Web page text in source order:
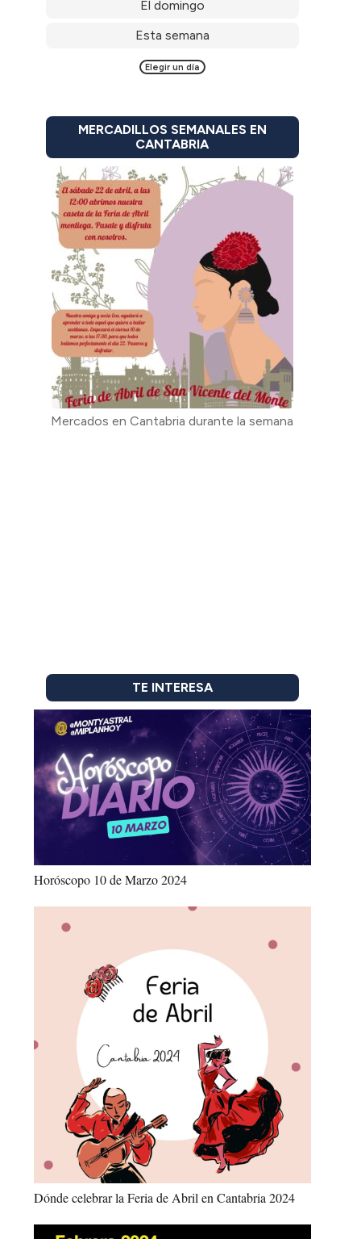
El domingo
Esta semana
Elegir un día
MERCADILLOS SEMANALES EN
CANTABRIA
Mercados en Cantabria durante la semana
TE INTERESA
Horóscopo 10 de Marzo 2024
Dónde celebrar la Feria de Abril en Cantabria 2024